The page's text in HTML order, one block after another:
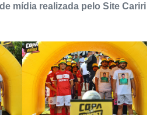
mídia realizada pelo Site Cariri